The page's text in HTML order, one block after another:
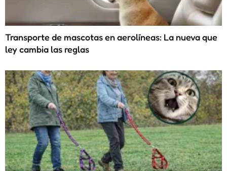
Transporte de mascotas en aerolíneas: La nueva que
ley cambia las reglas